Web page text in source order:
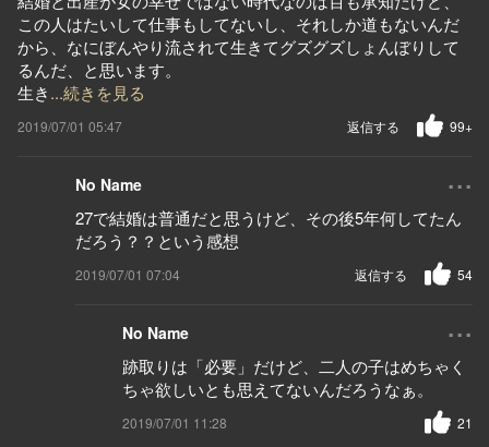
この人はたいして仕事もしてないし、それしか道もないんだ
から、なにぼんやり流されて生きてグズグズしょんぼりして
るんだ、と思います。
生き...続きを見る
2019/07/01 05:47 99+
返信する
No Name ...
27で結婚は普通だと思うけど、その後5年何してたん
だろう？？という感想
2019/07/01 07:04 54
返信する
No Name ...
跡取りは「必要」だけど、二人の子はめちゃく
ちゃ欲しいとも思えてないんだろうなぁ。
2019/07/01 11:28 21